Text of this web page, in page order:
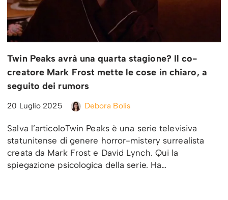
Twin Peaks avrà una quarta stagione? Il co-
creatore Mark Frost mette le cose in chiaro, a
seguito dei rumors
20 Luglio 2025 Debora Bolis
Salva l’articoloTwin Peaks è una serie televisiva
statunitense di genere horror-mistery surrealista
creata da Mark Frost e David Lynch. Qui la
spiegazione psicologica della serie. Ha…